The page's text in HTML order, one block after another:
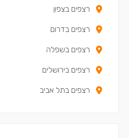
רצפים בכוכב יאיר - צור יגאל
רצפים באלפי מנשה
רצפים בטירה
רצפים במעלה עירון
רצפים בצפון
רצפים בדרום
רצפים בשפלה
רצפים בירושלים
רצפים בתל אביב